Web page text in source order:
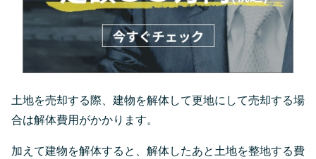
土地を売却する際、建物を解体して更地にして売却する場
合は解体費用がかかります。
加えて建物を解体すると、解体したあと土地を整地する費